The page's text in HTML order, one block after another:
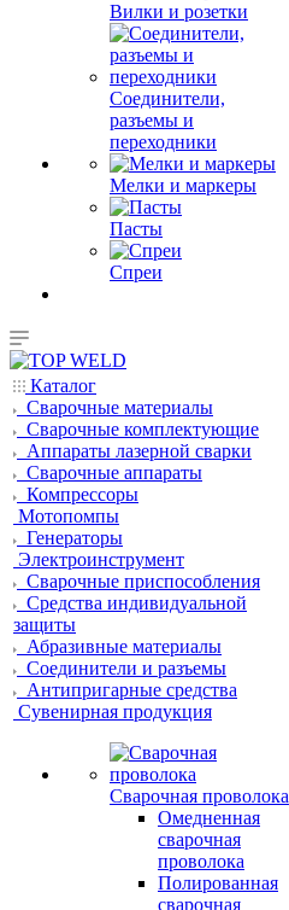
Вилки и розетки
Соединители,
разъемы и
переходники
Мелки и маркеры
Пасты
Спреи
Каталог
Сварочные материалы
Сварочные комплектующие
Аппараты лазерной сварки
Сварочные аппараты
Компрессоры
Мотопомпы
Генераторы
Электроинструмент
Сварочные приспособления
Средства индивидуальной
защиты
Абразивные материалы
Соединители и разъемы
Антипригарные средства
Сувенирная продукция
Сварочная проволока
Омедненная
сварочная
проволока
Полированная
сварочная